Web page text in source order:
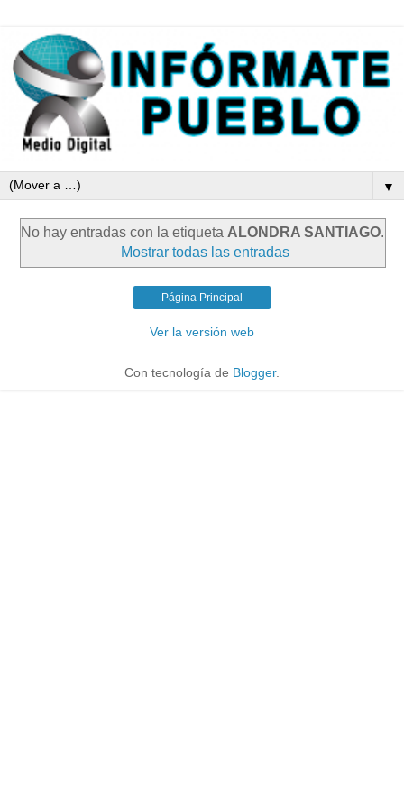
▼
No hay entradas con la etiqueta ALONDRA SANTIAGO.
Mostrar todas las entradas
Página Principal
Ver la versión web
Con tecnología de Blogger.